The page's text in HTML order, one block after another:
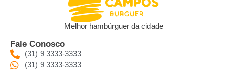
Melhor hambúrguer da cidade
Fale Conosco
(31) 9 3333-3333
(31) 9 3333-3333